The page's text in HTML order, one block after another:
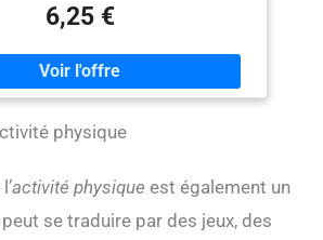
animale consommables par les
naturels pour faciliter la
et zinc pour une peau et un pelage
D pour des os forts Sans arômes
ni conservateurs. Sans soja, blé ni
Sachet refermable pour une fraîcheur
6,25 €
physique
activité physique est également un
se traduire par des jeux, des